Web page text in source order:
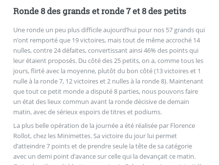
Ronde 8 des grands et ronde 7 et 8 des petits
Une ronde un peu plus difficile aujourd’hui pour nos 57 grands qui
n’ont remporté que 19 victoires, mais tout de même accroché 14
nulles, contre 24 défaites, convertissant ainsi 46% des points qui
leur étaient proposés. Du côté des 25 petits, on a, comme tous les
jours, flirté avec la moyenne, plutôt du bon côté (13 victoires et 1
nulle à la ronde 7, 12 victoires et 2 nulles à la ronde 8). Maintenant
que tout ce petit monde a disputé 8 parties, nous pouvons faire
un état des lieux commun avant la ronde décisive de demain
matin, avec de sérieux espoirs de titres et podiums.
La plus belle opération de la journée a été réalisée par Florence
Rollot, chez les Minimettes. Sa victoire du jour lui permet
d’atteindre 7 points et de prendre seule la tête de sa catégorie
avec un demi point d’avance sur celle qui la devançait ce matin.